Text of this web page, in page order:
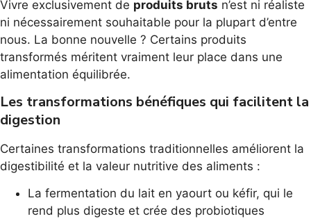
Vivre exclusivement de produits bruts n’est ni réaliste
ni nécessairement souhaitable pour la plupart d’entre
nous. La bonne nouvelle ? Certains produits
transformés méritent vraiment leur place dans une
alimentation équilibrée.
Les transformations bénéfiques qui facilitent la
digestion
Certaines transformations traditionnelles améliorent la
digestibilité et la valeur nutritive des aliments :
La fermentation du lait en yaourt ou kéfir, qui le
rend plus digeste et crée des probiotiques